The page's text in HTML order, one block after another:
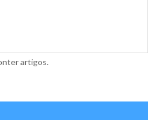
artigos.